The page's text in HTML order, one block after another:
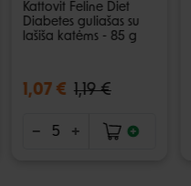
Kattovit Feline Diet
Diabetes guliašas su
lašiša katėms - 85 g
1,07 € 1,19 €